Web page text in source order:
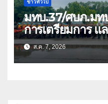
ข่าวทั่วไป
มทบ.37/ศบภ.มท
การเตรียมการ แ
ด้านการบรรเทา
ส.ค. 7, 2026